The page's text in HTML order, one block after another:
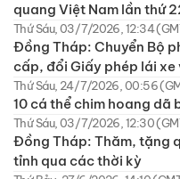
quang Việt Nam lần thứ
Thứ Sáu, 03/7/2026, 12:34
Đồng Tháp: Chuyển Bộ
cấp, đổi Giấy phép lái
Thứ Sáu, 24/7/2026, 00:56
10 cá thể chim hoang dã
Thứ Sáu, 03/7/2026, 12:30
Đồng Tháp: Thăm, tặng
tỉnh qua các thời kỳ